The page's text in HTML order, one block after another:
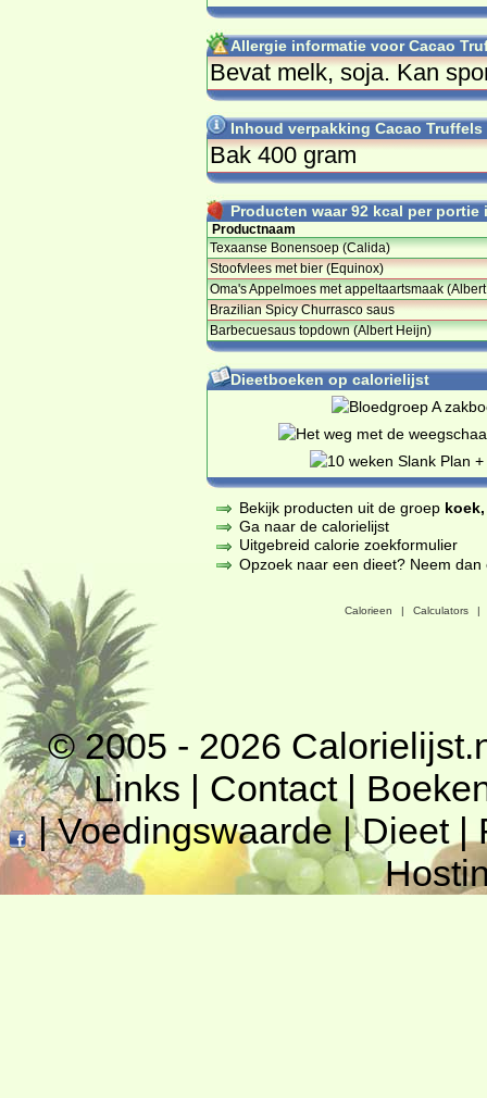
Allergie informatie voor Cacao
Bevat melk, soja. Kan
Inhoud verpakking Cacao Truffels
Bak 400 gram
Producten waar 92 kcal per portie
Productnaam
Texaanse Bonensoep (Calida)
Stoofvlees met bier (Equinox)
Oma's Appelmoes met appeltaartsmaak
Brazilian Spicy Churrasco saus
Barbecuesaus topdown (Albert Heijn)
Dieetboeken op calorielijst
Bekijk producten uit de groep
Ga naar de calorielijst
Uitgebreid calorie zoekformulier
Opzoek naar een dieet? Neem
Calorieen | Calculators |
© 2005 - 2026
Links | Contact|
|Voedingswaarde|Dieet|